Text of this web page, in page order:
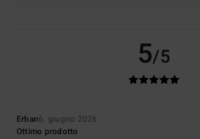
5/5
Erhan6. giugno 2026
Ottimo prodotto